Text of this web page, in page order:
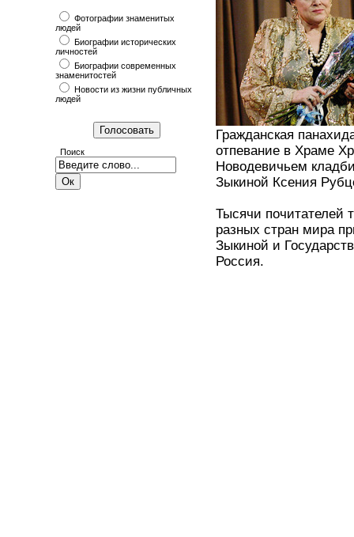
Фотографии знаменитых
людей
Биографии исторических
личностей
Биографии современных
знаменитостей
Новости из жизни публичных
людей
Поиск
Гражданская
отпевание в Храме
Новодевичьем
Зыкиной Ксения
Тысячи почитателей
разных стран мира
Зыкиной и
Россия.